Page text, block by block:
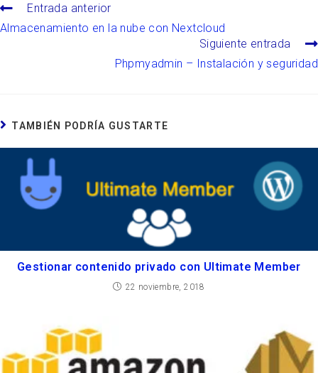
Entrada anterior
Almacenamiento en la nube con Nextcloud
Siguiente entrada
Phpmyadmin – Instalación y seguridad
TAMBIÉN PODRÍA GUSTARTE
Gestionar contenido privado con Ultimate Member
22 noviembre, 2018